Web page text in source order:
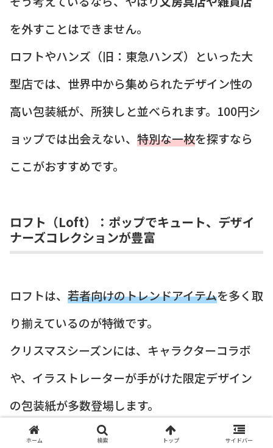
を外すことはできません。
ロフトやハンズ（旧：東急ハンズ）といった大
型店では、世界中から集められたデザイン性の
高い包装紙が、所狭しと並べられます。100円シ
ョップでは出会えない、 特別な一枚を探すなら
ここがおすすめです。
ロフト（Loft）：ポップでキュート、デザイ
ナーズコレクションが豊富
ロフトは、 若者向けのトレンドアイテムを多く取
り揃えているのが特徴です。
クリスマスシーズンには、キャラクターコラボ
や、イラストレーターが手がけた限定デザイン
の包装紙が多数登場します。
ホーム 検索 トップ サイドバー